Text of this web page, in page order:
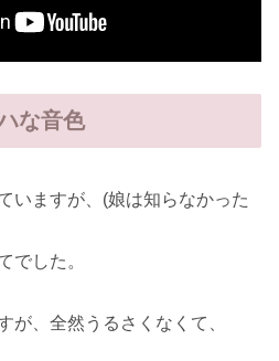
な音色
いますが、(娘は知らなかった
でした。
が、全然うるさくなくて、